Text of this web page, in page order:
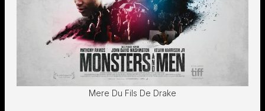
Mere Du Fils De Drake